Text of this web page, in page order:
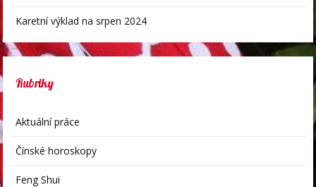
Karetní výklad na srpen 2024
Rubriky
Aktuální práce
Čínské horoskopy
Feng Shui